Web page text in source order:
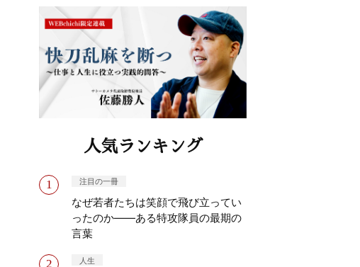
人気ランキング
注目の一冊
なぜ若者たちは笑顔で飛び立ってい
ったのか——ある特攻隊員の最期の
言葉
人生